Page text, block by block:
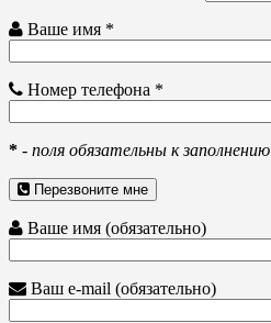
Ваше имя *
Номер телефона *
* - поля обязательны к заполнению
Перезвоните мне
Ваше имя (обязательно)
Ваш e-mail (обязательно)